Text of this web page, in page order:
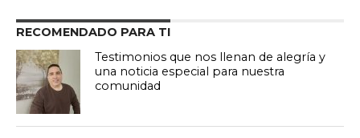
RECOMENDADO PARA TI
Testimonios que nos llenan de alegría y
una noticia especial para nuestra
comunidad